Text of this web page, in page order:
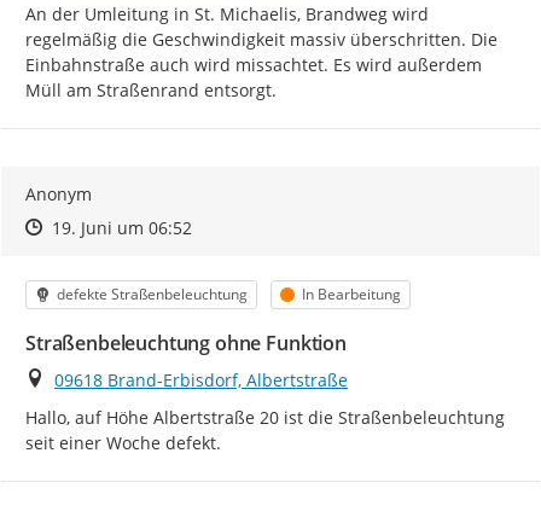
An der Umleitung in St. Michaelis, Brandweg wird
regelmäßig die Geschwindigkeit massiv überschritten. Die
Einbahnstraße auch wird missachtet. Es wird außerdem
Müll am Straßenrand entsorgt.
Anonym
Zeitpunkt des Erstellens
Zeitpunkt des Erstellens
19. Juni um 06:52Zur Äußerung
Kategorie
defekte Straßenbeleuchtung Status
In Bearbeitung
Straßenbeleuchtung ohne Funktion
Ort
09618 Brand-Erbisdorf, Albertstraße
Hallo, auf Höhe Albertstraße 20 ist die Straßenbeleuchtung
seit einer Woche defekt.